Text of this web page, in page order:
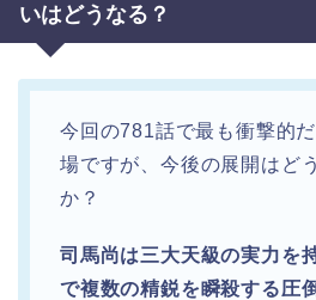
いはどうなる？
今回の781話で最も衝撃的
場ですが、今後の展開はど
か？
司馬尚は三大天級の実力を
で複数の精鋭を瞬殺する圧